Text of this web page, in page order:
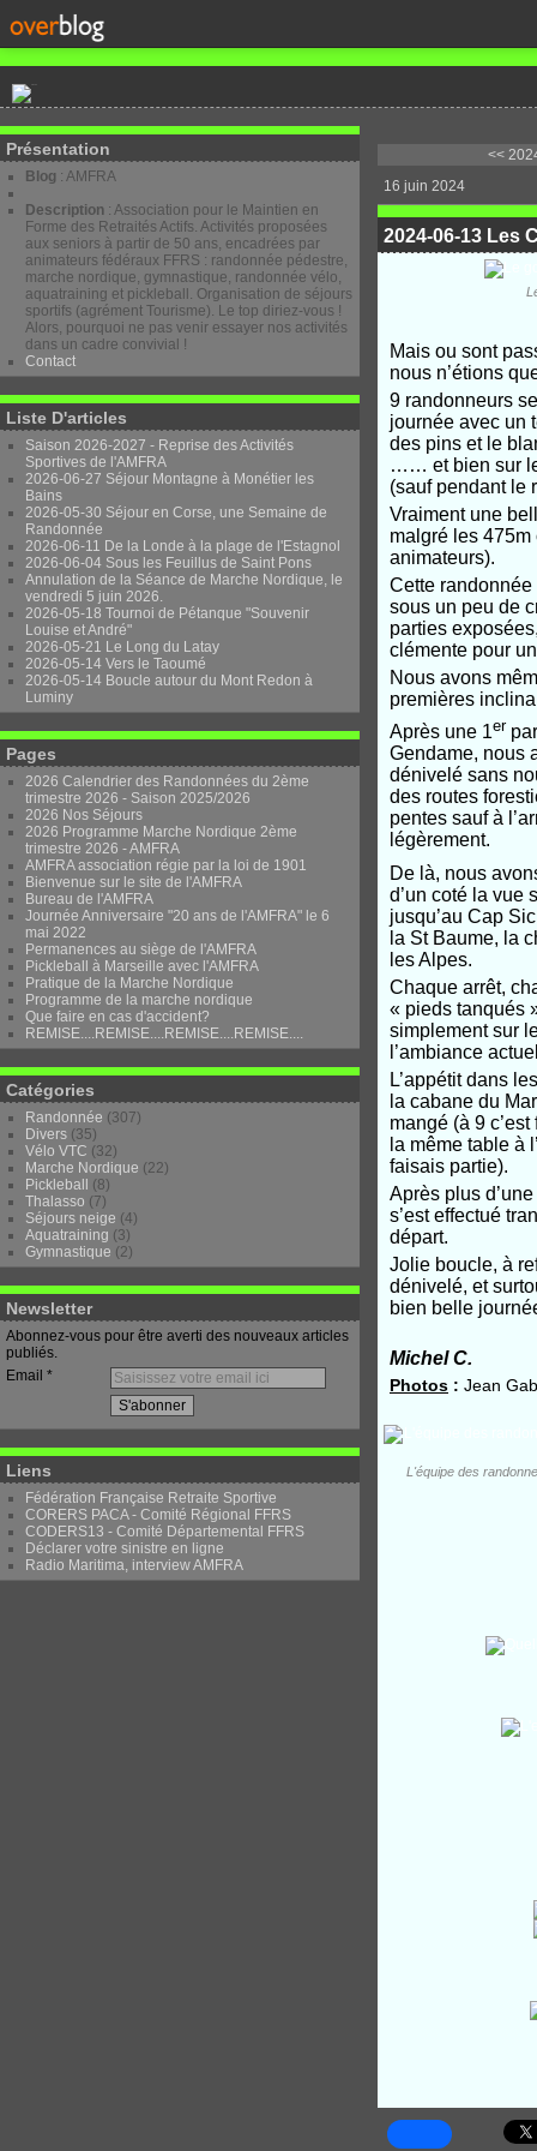
Présentation
Blog : AMFRA
Description : Association pour le Maintien en
Forme des Retraités Actifs. Activités proposées
aux seniors à partir de 50 ans, encadrées par
animateurs fédéraux FFRS : randonnée pédestre,
marche nordique, gymnastique, randonnée vélo,
aquatraining et pickleball. Organisation de séjours
sportifs (agrément Tourisme). Le top diriez-vous !
Alors, pourquoi ne pas venir essayer nos activités
dans un cadre convivial !
Contact
Liste D'articles
Saison 2026-2027 - Reprise des Activités
Sportives de l'AMFRA
2026-06-27 Séjour Montagne à Monétier les
Bains
2026-05-30 Séjour en Corse, une Semaine de
Randonnée
2026-06-11 De la Londe à la plage de l'Estagnol
2026-06-04 Sous les Feuillus de Saint Pons
Annulation de la Séance de Marche Nordique, le
vendredi 5 juin 2026.
2026-05-18 Tournoi de Pétanque "Souvenir
Louise et André"
2026-05-21 Le Long du Latay
2026-05-14 Vers le Taoumé
2026-05-14 Boucle autour du Mont Redon à
Luminy
Pages
2026 Calendrier des Randonnées du 2ème
trimestre 2026 - Saison 2025/2026
2026 Nos Séjours
2026 Programme Marche Nordique 2ème
trimestre 2026 - AMFRA
AMFRA association régie par la loi de 1901
Bienvenue sur le site de l'AMFRA
Bureau de l'AMFRA
Journée Anniversaire "20 ans de l'AMFRA" le 6
mai 2022
Permanences au siège de l'AMFRA
Pickleball à Marseille avec l'AMFRA
Pratique de la Marche Nordique
Programme de la marche nordique
Que faire en cas d'accident?
REMISE....REMISE....REMISE....REMISE....
Catégories
Randonnée (307)
Divers (35)
Vélo VTC (32)
Marche Nordique (22)
Pickleball
(8)
Thalasso (7)
Séjours neige (4)
Aquatraining (3)
Gymnastique (2)
Newsletter
Abonnez-vous pour être averti des nouveaux articles
publiés.
Email
Liens
Fédération Française Retraite Sportive
CORERS PACA - Comité Régional FFRS
CODERS13 - Comité Départemental FFRS
Déclarer votre sinistre en ligne
Radio Maritima, interview AMFRA
<<
16 juin 2024
2024-06-13 Les
Mais ou sont
nous n’étions
9 randonneurs
journée avec un
des pins et le
…… et bien sur le
(sauf pendant le
Vraiment une
malgré les
animateurs).
Cette
sous un peu de
parties
clémente pour
Nous avons
premières
Après une 1er
Gendame, nous
dénivelé sans
des routes
pentes sauf à
légèrement.
De là, nous
d’un coté la vue
jusqu’au Cap
la St Baume, la
les Alpes.
Chaque arrêt,
« pieds tanqués
simplement sur
l’ambiance
L’appétit dans
la cabane du
mangé (à 9
la même table à
faisais partie).
Après plus
s’est effectué
départ.
Jolie boucle, à
dénivelé, et
bien belle
Michel C.
Photos : Jean
L'équipe des